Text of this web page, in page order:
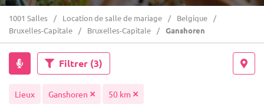
1001 Salles Location de salle de mariage
Belgique
Bruxelles-Capitale
Bruxelles-Capitale Ganshoren
Filtrer (3)
Lieux Ganshoren 50 km